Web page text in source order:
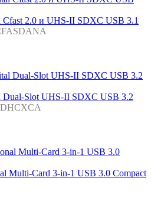
Cfast 2.0 и UHS-II SDXC USB 3.1
Dual-Slot UHS-II SDXC USB 3.2
Multi-Card 3-in-1 USB 3.0 Compact